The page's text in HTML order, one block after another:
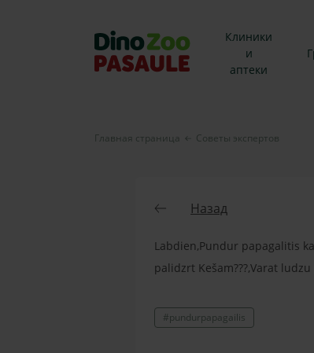
Клиники
и
аптеки
Главная страница Советы экспертов
Назад
Labdien,Pundur papagalitis
palidzrt Kešam???,Varat
#pundurpapagailis